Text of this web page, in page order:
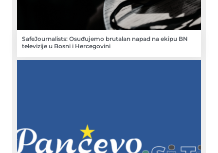
SafeJournalists: Osuđujemo brutalan napad na ekipu BN
televizije u Bosni i Hercegovini